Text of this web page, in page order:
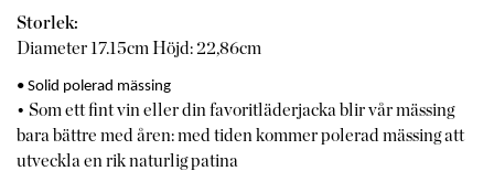
Storlek:
Diameter 17.15cm Höjd: 22,86cm
• Solid polerad mässing
• Som ett fint vin eller din favoritläderjacka blir vår mässing
bara bättre med åren: med tiden kommer polerad mässing att
utveckla en rik naturlig patina